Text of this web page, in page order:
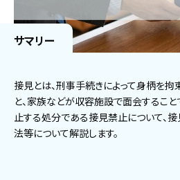
サマリー
接見とは、刑事手続きによって身柄を
と、家族などが収容施設で面会するこ
止する処分である接見禁止について、
法等について解説します。